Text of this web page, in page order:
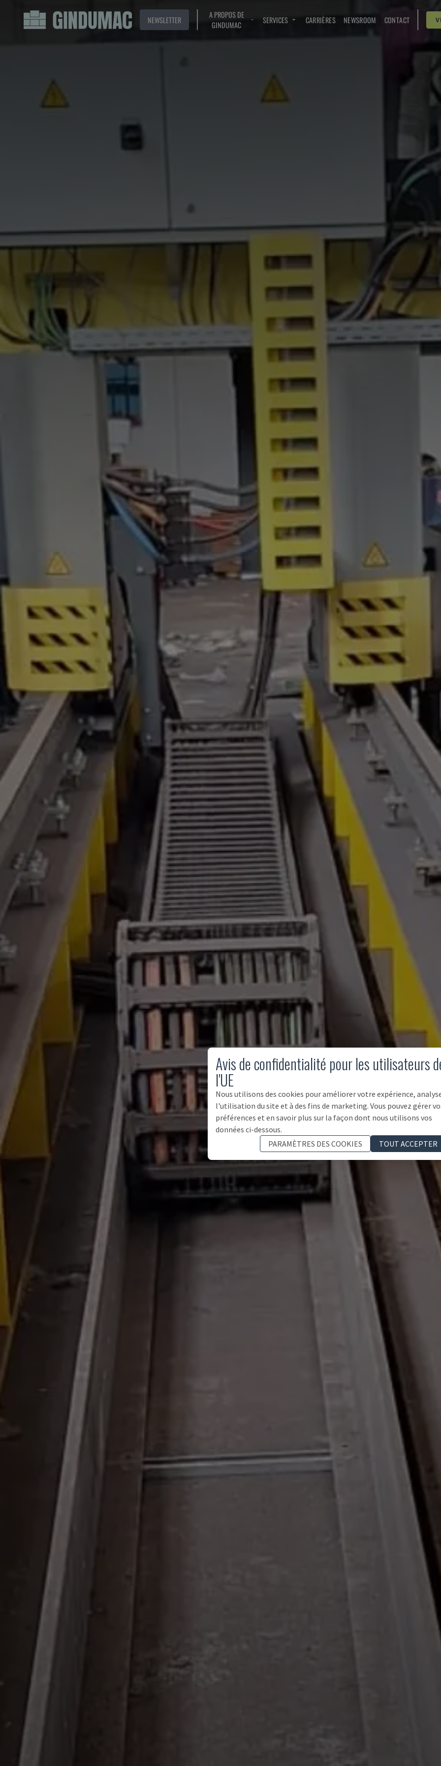
NEWSLETTER
A PROPOS DE
GINDUMAC
SERVICES CARRIÈRES NEWSROOM CONTACT
Avis de confidentialité pour les utilisateurs
l'UE
Nous utilisons des cookies pour améliorer votre expérience,
l'utilisation du site et à des fins de marketing. Vous pouvez gérer
préférences et en savoir plus sur la façon dont nous utilisons vos
données ci-dessous.
PARAMÈTRES DES COOKIES
TOUT ACCEPTER